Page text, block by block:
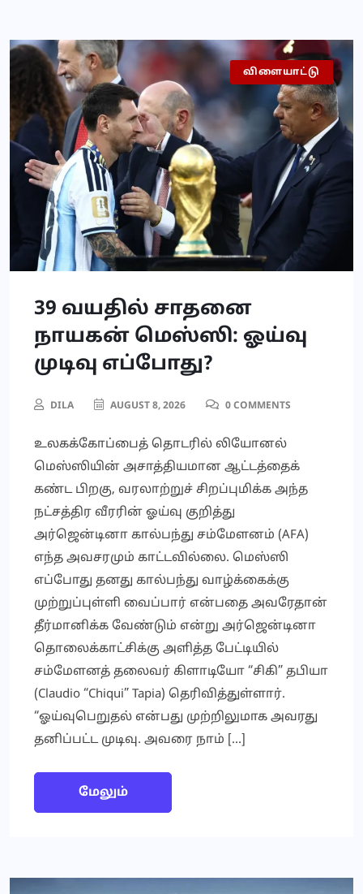
செய்தி
விளையாட்டு
39 வயதில் சாதனை
நாயகன் மெஸ்ஸி: ஓய்வு
முடிவு எப்போது?
DILA AUGUST 8, 2026 0 COMMENTS
உலகக்கோப்பைத் தொடரில் லியோனல்
மெஸ்ஸியின் அசாத்தியமான ஆட்டத்தைக்
கண்ட பிறகு, வரலாற்றுச் சிறப்புமிக்க அந்த
நட்சத்திர வீரரின் ஓய்வு குறித்து
அர்ஜென்டினா கால்பந்து சம்மேளனம் (AFA)
எந்த அவசரமும் காட்டவில்லை. மெஸ்ஸி
எப்போது தனது கால்பந்து வாழ்க்கைக்கு
முற்றுப்புள்ளி வைப்பார் என்பதை அவரேதான்
தீர்மானிக்க வேண்டும் என்று அர்ஜென்டினா
தொலைக்காட்சிக்கு அளித்த பேட்டியில்
சம்மேளனத் தலைவர் கிளாடியோ “சிகி” தபியா
(Claudio “Chiqui” Tapia) தெரிவித்துள்ளார்.
“ஓய்வுபெறுதல் என்பது முற்றிலுமாக அவரது
தனிப்பட்ட முடிவு. அவரை நாம் […]
மேலும்